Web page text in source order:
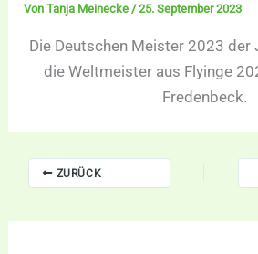
VonTanja Meinecke /25. September 2023
Die Deutschen Meister 2023 der
die Weltmeister aus Flyinge
Fredenbeck.
ZURÜCK